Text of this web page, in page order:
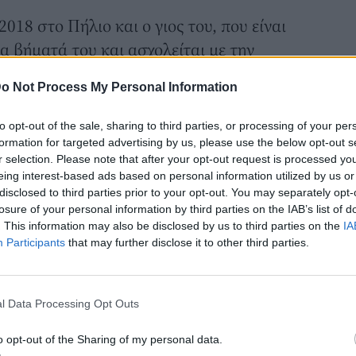
Not Process My Personal Information
opt-out of the sale, sharing to third parties, or processing of your
for targeted advertising by us, please use the below opt-out
selection. Please note that after your opt-out request is processed
interest-based ads based on personal information utilized by us
to third parties prior to your opt-out. You may separately
of your personal information by third parties on the IAB’s list of
This information may also be disclosed by us to third parties on the
Participants that may further disclose it to other third parties.
Data Processing Opt Outs
opt-out of the Sharing of my personal data.
στο Πήλιο και ο γιος του, που είναι
του και ασχολείται με την
πρόσφατα μια φωτογραφία στο
γάμου του, γράφοντας «ακριβώς 39
φορά λευκό κοστούμι, πουκάμισο και
γυναίκα του που χαμογελά μέσα στο
τη γαμήλια ανθοδέσμη.
τα σαράντα χρόνια μαζί. Πάμε
Είναι δύσκολο να συντηρήσεις ζωντανό
μέχρι μια σχέση, φιλική, συνεργατική,
που έχει καθημερινότητα. Και να
του μουσικού, ενός